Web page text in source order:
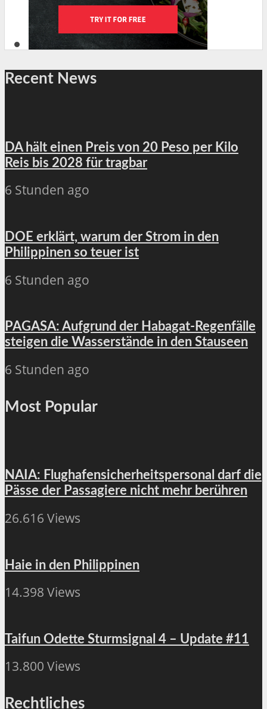
Recent News
DA hält einen Preis von 20 Peso per Kilo
Reis bis 2028 für tragbar
6 Stunden ago
DOE erklärt, warum der Strom in den
Philippinen so teuer ist
6 Stunden ago
PAGASA: Aufgrund der Habagat-Regenfälle
steigen die Wasserstände in den Stauseen
6 Stunden ago
Most Popular
NAIA: Flughafensicherheitspersonal darf die
Pässe der Passagiere nicht mehr berühren
26.616 Views
Haie in den Philippinen
14.398 Views
Taifun Odette Sturmsignal 4 – Update #11
13.800 Views
Rechtliches